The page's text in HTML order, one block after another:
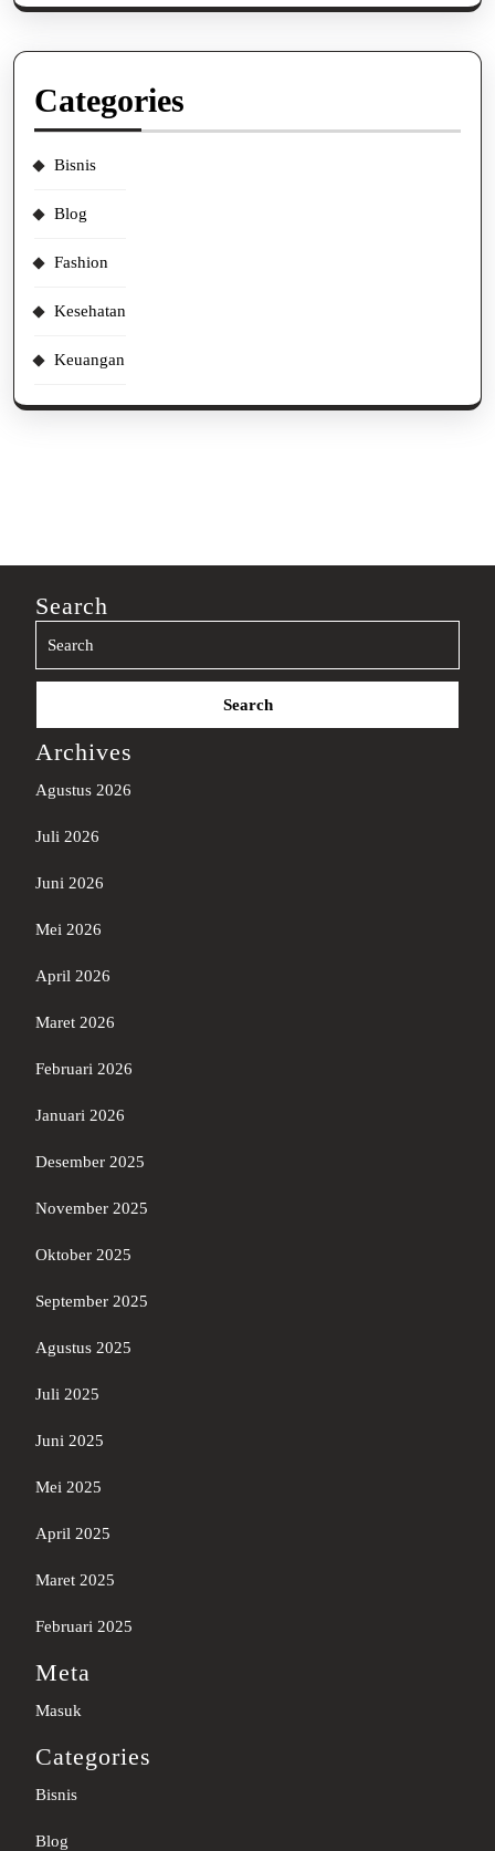
Categories
Bisnis
Blog
Fashion
Kesehatan
Keuangan
Search
Search
Archives
Agustus 2026
Juli 2026
Juni 2026
Mei 2026
April 2026
Maret 2026
Februari 2026
Januari 2026
Desember 2025
November 2025
Oktober 2025
September 2025
Agustus 2025
Juli 2025
Juni 2025
Mei 2025
April 2025
Maret 2025
Februari 2025
Meta
Masuk
Categories
Bisnis
Blog